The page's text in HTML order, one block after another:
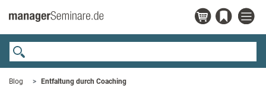
Blog Entfaltung durch Coaching